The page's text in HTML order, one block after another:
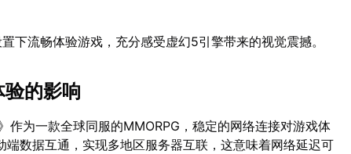
下流畅体验游戏，充分感受虚幻5引擎带来的视觉震撼。
的影响
作为一款全球同服的MMORPG，稳定的网络连接对游戏体
端数据互通，实现多地区服务器互联，这意味着网络延迟可